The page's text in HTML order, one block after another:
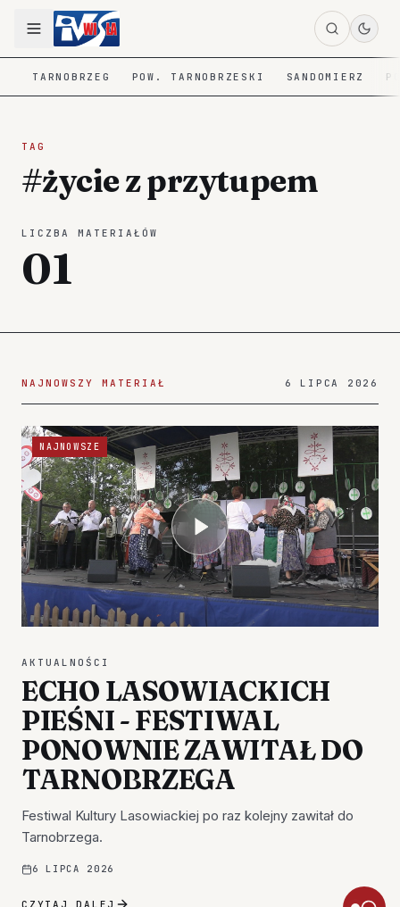
TARNOBRZEG POW. TARNOBRZESKI SANDOMIERZ
TAG
#życie z przytupem
LICZBA MATERIAŁÓW
01
NAJNOWSZY MATERIAŁ 6 LIPCA 2026
NAJNOWSZE
AKTUALNOŚCI
ECHO LASOWIACKICH
PIEŚNI - FESTIWAL
PONOWNIE ZAWITAŁ DO
TARNOBRZEGA
Festiwal Kultury Lasowiackiej po raz kolejny zawitał do
Tarnobrzega.
6 LIPCA 2026
CZYTAJ DALEJ